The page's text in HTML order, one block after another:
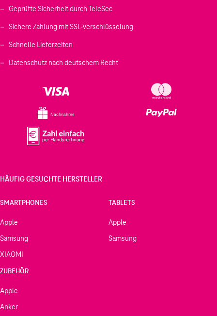
Geprüfte Sicherheit durch TeleSec
Sichere Zahlung mit SSL-Verschlüsselung
Schnelle Lieferzeiten
Datenschutz nach deutschem Recht
Nachnahme
HÄUFIG GESUCHTE HERSTELLER
SMARTPHONES
Apple
Samsung
XIAOMI
TABLETS
Apple
Samsung
ZUBEHÖR
Apple
Anker